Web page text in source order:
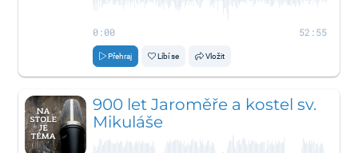
0:00 52:55
Přehraj Líbí se Vložit
900 let Jaroměře a kostel sv.
Mikuláše